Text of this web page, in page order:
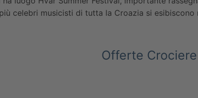
celebri musicisti di tutta la Croazia si esibiscono
Offerte